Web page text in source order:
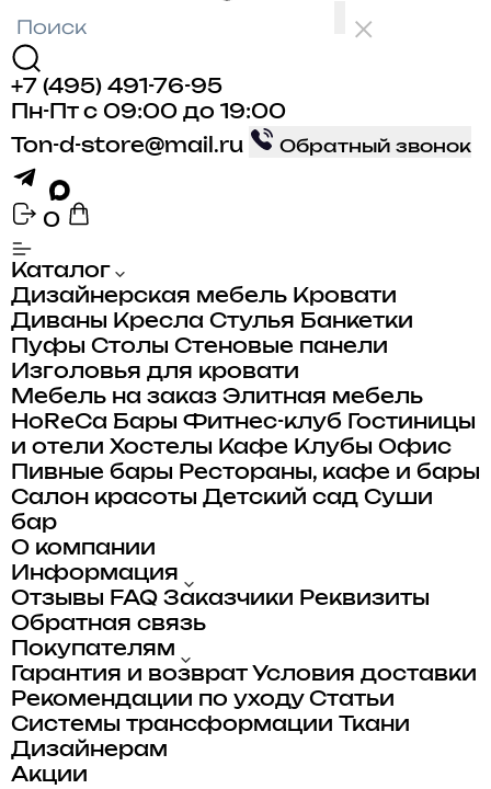
+7 (495) 491-76-95
Пн-Пт с 09:00 до 19:00
Ton-d-store@mail.ru
Обратный звонок
0
Каталог
Дизайнерская мебель Кровати
Диваны Кресла Стулья Банкетки
Пуфы Столы Стеновые панели
Изголовья для кровати
Мебель на заказ Элитная мебель
HoReCa Бары Фитнес-клуб
Гостиницы
и отели Хостелы Кафе Клубы Офис
Пивные бары Рестораны, кафе и бары
Салон красоты Детский сад Суши
бар
О компании
Информация
Отзывы FAQ Заказчики Реквизиты
Обратная связь
Покупателям
Гарантия и возврат Условия доставки
Рекомендации по уходу Статьи
Системы трансформации
Ткани
Дизайнерам
Акции